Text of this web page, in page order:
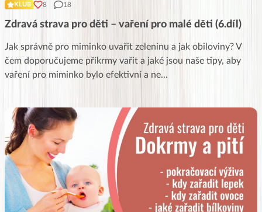
KLUB 8 18
Zdravá strava pro děti – vaření pro malé děti (6.díl)
Jak správně pro miminko uvařit zeleninu a jak obiloviny? V
čem doporučujeme příkrmy vařit a jaké jsou naše tipy, aby
vaření pro miminko bylo efektivní a ne...